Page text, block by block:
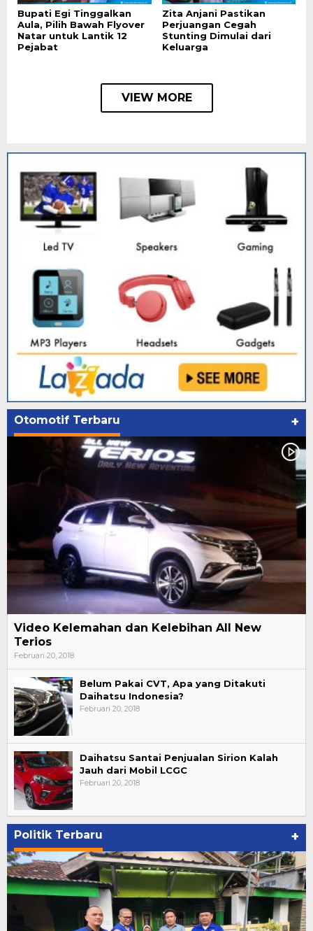
Bupati Egi Tinggalkan
Aula, Pilih Bawah Flyover
Natar untuk Lantik 12
Pejabat
Zita Anjani Pastikan
Perjuangan Cegah
Stunting Dimulai dari
Keluarga
VIEW MORE
Otomotif Terbaru +
Video Kelemahan dan Kelebihan All New
Terios
Februari 20, 2018
Belum Pakai CVT, Apa yang Ditakuti
Daihatsu Indonesia?
Februari 20, 2018
Daihatsu Santai Penjualan Sirion Kalah
Jauh dari Mobil LCGC
Februari 20, 2018
Politik Terbaru +